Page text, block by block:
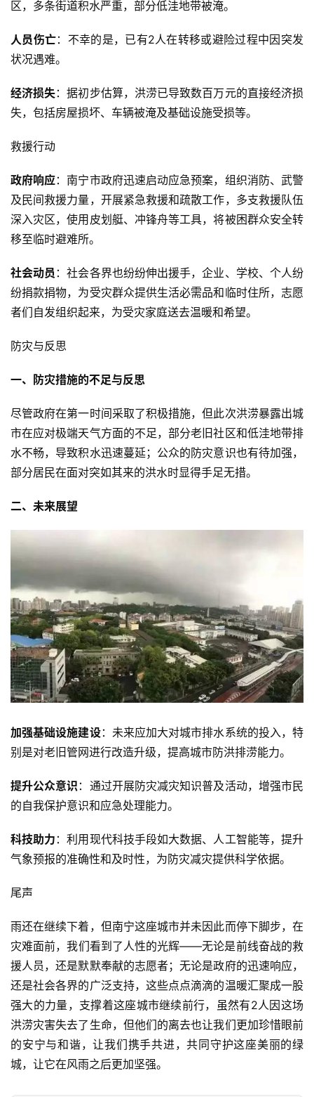
区，多条街道积水严重，部分低洼地带被淹。
人员伤亡：不幸的是，已有2人在转移或避险过程中因突发
状况遇难。
经济损失：据初步估算，洪涝已导致数百万元的直接经济损
失，包括房屋损坏、车辆被淹及基础设施受损等。
救援行动
政府响应：南宁市政府迅速启动应急预案，组织消防、武警
及民间救援力量，开展紧急救援和疏散工作，多支救援队伍
深入灾区，使用皮划艇、冲锋舟等工具，将被困群众安全转
移至临时避难所。
社会动员 ：社会各界也纷纷伸出援手，企业、学校、个人纷
纷捐款捐物，为受灾群众提供生活必需品和临时住所，志愿
者们自发组织起来，为受灾家庭送去温暖和希望。
防灾与反思
一、防灾措施的不足与反思
尽管政府在第一时间采取了积极措施，但此次洪涝暴露出城
市在应对极端天气方面的不足，部分老旧社区和低洼地带排
水不畅，导致积水迅速蔓延；公众的防灾意识也有待加强，
部分居民在面对突如其来的洪水时显得手足无措。
二、未来展望
加强基础设施建设：未来应加大对城市排水系统的投入，特
别是对老旧管网进行改造升级，提高城市防洪排涝能力。
提升公众意识 ：通过开展防灾减灾知识普及活动，增强市民
的自我保护意识和应急处理能力。
科技助力 ：利用现代科技手段如大数据、人工智能等，提升
气象预报的准确性和及时性，为防灾减灾提供科学依据。
尾声
雨还在继续下着，但南宁这座城市并未因此而停下脚步，在
灾难面前，我们看到了人性的光辉——无论是前线奋战的救
援人员，还是默默奉献的志愿者；无论是政府的迅速响应，
还是社会各界的广泛支持，这些点点滴滴的温暖汇聚成一股
强大的力量，支撑着这座城市继续前行，虽然有2人因这场
洪涝灾害失去了生命，但他们的离去也让我们更加珍惜眼前
的安宁与和谐，让我们携手共进，共同守护这座美丽的绿
城，让它在风雨之后更加坚强。